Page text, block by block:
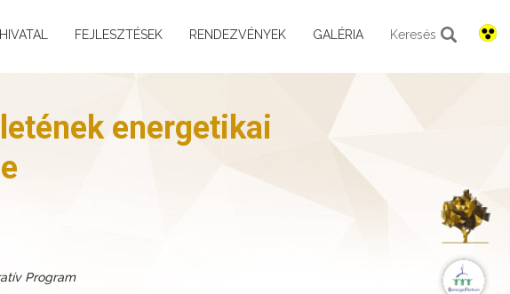
HIVATAL FEJLESZTÉSEK RENDEZVÉNYEK GALÉRIA Keresés
energetikai
Program